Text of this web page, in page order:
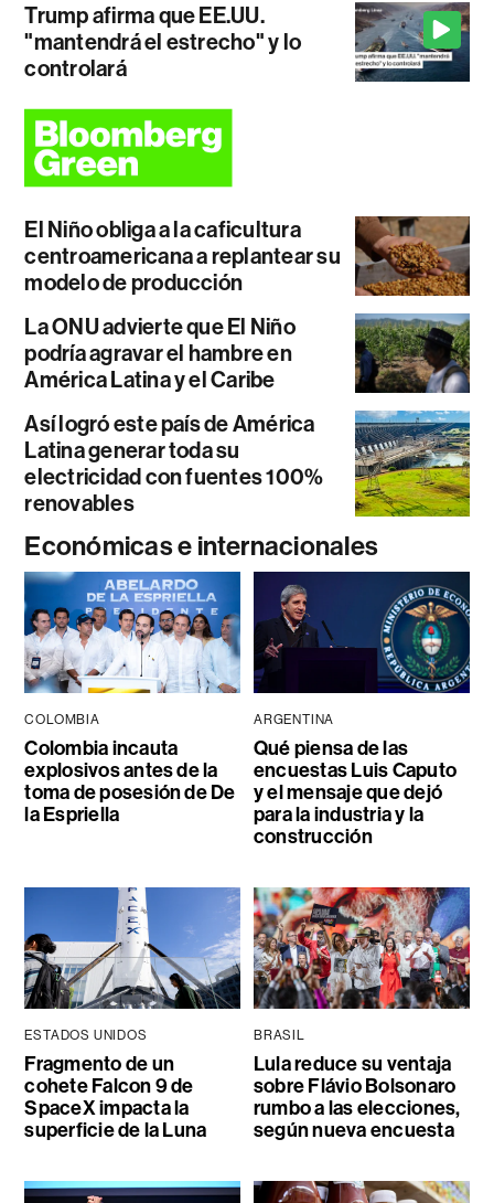
Trump afirma que EE.UU.
"mantendrá el estrecho" y lo
controlará
El Niño obliga a la caficultura
centroamericana a replantear su
modelo de producción
La ONU advierte que El Niño
podría agravar el hambre en
América Latina y el Caribe
Así logró este país de América
Latina generar toda su
electricidad con fuentes 100%
renovables
Económicas e internacionales
COLOMBIA
Colombia incauta
explosivos antes de la
toma de posesión de De
la Espriella
ARGENTINA
Qué piensa de las
encuestas Luis Caputo
y el mensaje que dejó
para la industria y la
construcción
ESTADOS UNIDOS
Fragmento de un
cohete Falcon 9 de
SpaceX impacta la
superficie de la Luna
BRASIL
Lula reduce su ventaja
sobre Flávio Bolsonaro
rumbo a las elecciones,
según nueva encuesta